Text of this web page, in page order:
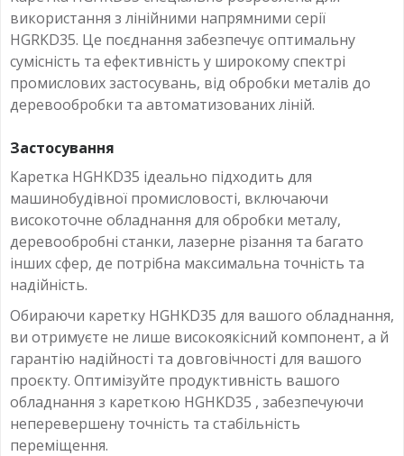
використання з лінійними напрямними серії
HGRKD35. Це поєднання забезпечує оптимальну
сумісність та ефективність у широкому спектрі
промислових застосувань, від обробки металів до
деревообробки та автоматизованих ліній.
Застосування
Каретка HGHKD35 ідеально підходить для
машинобудівної промисловості, включаючи
високоточне обладнання для обробки металу,
деревообробні станки, лазерне різання та багато
інших сфер, де потрібна максимальна точність та
надійність.
Обираючи каретку HGHKD35 для вашого обладнання,
ви отримуєте не лише високоякісний компонент, а й
гарантію надійності та довговічності для вашого
проєкту. Оптимізуйте продуктивність вашого
обладнання з кареткою HGHKD35 , забезпечуючи
неперевершену точність та стабільність
переміщення.